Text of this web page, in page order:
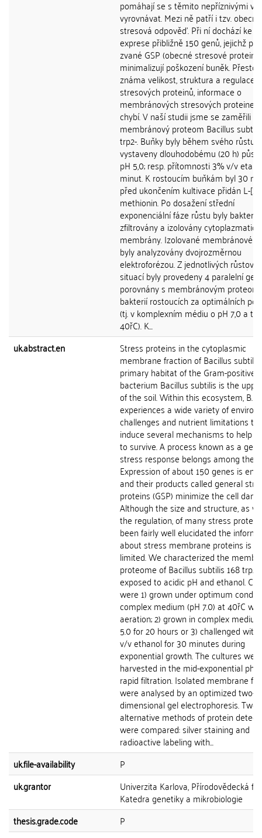
pomáhají se s těmito nepříznivými
vyrovnávat. Mezi ně patří i tzv. obecná
stresová odpověď. Při ní dochází ke
exprese přibližně 150 genů, jejichž
zvané GSP (obecné stresové proteiny)
minimalizují poškození buněk.
známa velikost, struktura a regulace
stresových proteinů, informace o
membránových stresových
chybí. V naší studii jsme se zaměřili na
membránový proteom Bacillus
trp2-. Buňky byly během svého růstu
vystaveny dlouhodobému (20 h)
pH 5,0; resp. přítomnosti 3% v/v
minut. K rostoucím buňkám byl 30
před ukončením kultivace přidán L-
methionin. Po dosažení střední
exponenciální fáze růstu byly
zfiltrovány a izolovány
membrány. Izolované membránové
byly analyzovány dvojrozměrnou
elektroforézou. Z jednotlivých
situací byly provedeny 4 paralelní
porovnány s membránovým
bakterií rostoucích za optimálních
(tj. v komplexním médiu o pH 7,0 a
40řC). K...
uk.abstract.en
Stress proteins in the cytoplasmic
membrane fraction of Bacillus
primary habitat of the Gram-positive
bacterium Bacillus subtilis is the
of the soil. Within this ecosystem, B.
experiences a wide variety of
challenges and nutrient limitations
induce several mechanisms to help
to survive. A process known as a
stress response belongs among
Expression of about 150 genes is
and their products called general
proteins (GSP) minimize the cell
Although the size and structure, as
the regulation, of many stress
been fairly well elucidated the
about stress membrane proteins is
limited. We characterized the
proteome of Bacillus subtilis 168 trp2-
exposed to acidic pH and ethanol.
were 1) grown under optimum
complex medium (pH 7.0) at 40řC
aeration; 2) grown in complex
5.0 for 20 hours or 3) challenged with
v/v ethanol for 30 minutes during
exponential growth. The cultures were
harvested in the mid-exponential
rapid filtration. Isolated membrane
were analysed by an optimized two-
dimensional gel electrophoresis. Two
alternative methods of protein
were compared: silver staining and
radioactive labeling with...
uk.file-availability
P
uk.grantor
Univerzita Karlova, Přírodovědecká
Katedra genetiky a mikrobiologie
thesis.grade.code
P